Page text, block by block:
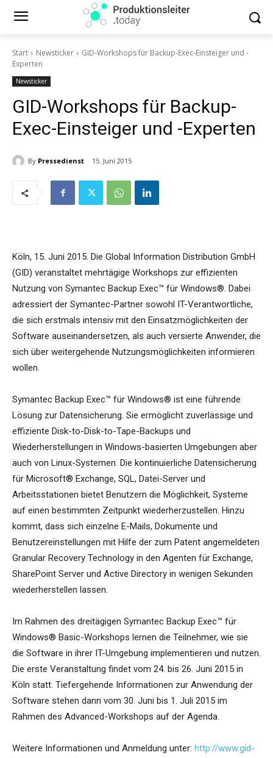
Start Newsticker
GID-Workshops für Backup-Exec-Einsteiger und -
Experten
Newsticker
GID-Workshops für Backup-
Exec-Einsteiger und -Experten
By Pressedienst 15. Juni 2015
Köln, 15. Juni 2015. Die Global Information Distribution GmbH
(GID) veranstaltet mehrtägige Workshops zur effizienten
Nutzung von Symantec Backup Exec™ für Windows®. Dabei
adressiert der Symantec-Partner sowohl IT-Verantwortliche,
die sich erstmals intensiv mit den Einsatzmöglichkeiten der
Software auseinandersetzen, als auch versierte Anwender, die
sich über weitergehende Nutzungsmöglichkeiten informieren
wollen.
Symantec Backup Exec™ für Windows® ist eine führende
Lösung zur Datensicherung. Sie ermöglicht zuverlässige und
effiziente Disk-to-Disk-to-Tape-Backups und
Wiederherstellungen in Windows-basierten Umgebungen aber
auch von Linux-Systemen. Die kontinuierliche Datensicherung
für Microsoft® Exchange, SQL, Datei-Server und
Arbeitsstationen bietet Benutzern die Möglichkeit, Systeme
auf einen bestimmten Zeitpunkt wiederherzustellen. Hinzu
kommt, dass sich einzelne E-Mails, Dokumente und
Benutzereinstellungen mit Hilfe der zum Patent angemeldeten
Granular Recovery Technology in den Agenten für Exchange,
SharePoint Server und Active Directory in wenigen Sekunden
wiederherstellen lassen.
Im Rahmen des dreitägigen Symantec Backup Exec™ für
Windows® Basic-Workshops lernen die Teilnehmer, wie sie
die Software in ihrer IT-Umgebung implementieren und nutzen.
Die erste Veranstaltung findet vom 24. bis 26. Juni 2015 in
Köln statt. Tiefergehende Informationen zur Anwendung der
Software stehen dann vom 30. Juni bis 1. Juli 2015 im
Rahmen des Advanced-Workshops auf der Agenda.
Weitere Informationen und Anmeldung unter: http://www.gid-